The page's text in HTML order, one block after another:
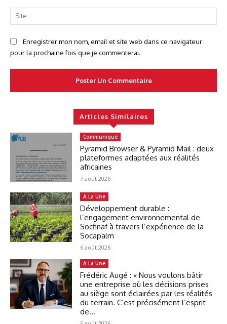
:
Enregistrer mon nom, email et site web dans ce navigateur
pour la prochaine fois que je commenterai.
Articles Similaires
Communiqué
Pyramid Browser & Pyramid Mail : deux
plateformes adaptées aux réalités
africaines
7 août 2026
A La Une
Développement durable :
l’engagement environnemental de
Socfinaf à travers l’expérience de la
Socapalm
6 août 2026
A La Une
Frédéric Augé : « Nous voulons bâtir
une entreprise où les décisions prises
au siège sont éclairées par les réalités
du terrain. C’est précisément l’esprit
de...